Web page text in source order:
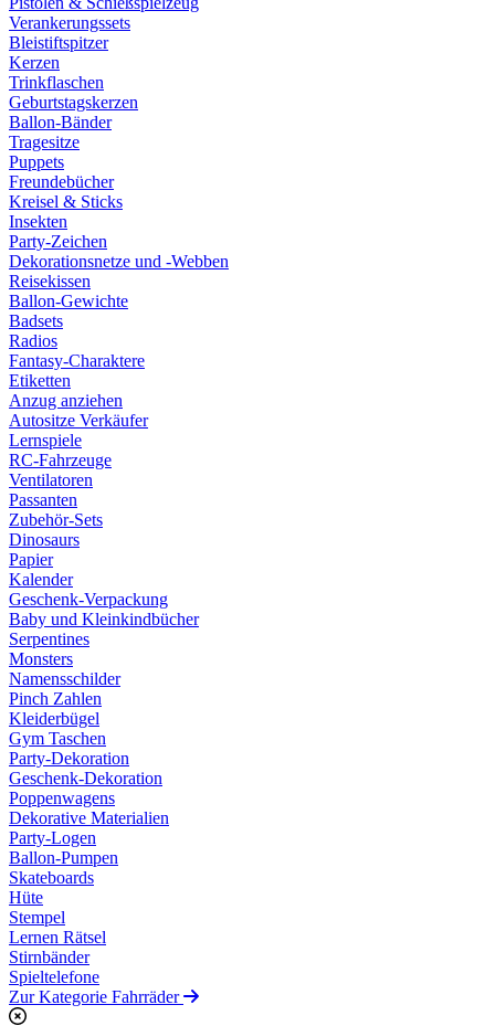
Verankerungssets
Bleistiftspitzer
Kerzen
Trinkflaschen
Geburtstagskerzen
Ballon-Bänder
Tragesitze
Puppets
Freundebücher
Kreisel & Sticks
Insekten
Party-Zeichen
Dekorationsnetze und -Webben
Reisekissen
Ballon-Gewichte
Badsets
Radios
Fantasy-Charaktere
Etiketten
Anzug anziehen
Autositze Verkäufer
Lernspiele
RC-Fahrzeuge
Ventilatoren
Passanten
Zubehör-Sets
Dinosaurs
Papier
Kalender
Geschenk-Verpackung
Baby und Kleinkindbücher
Serpentines
Monsters
Namensschilder
Pinch Zahlen
Kleiderbügel
Gym Taschen
Party-Dekoration
Geschenk-Dekoration
Poppenwagens
Dekorative Materialien
Party-Logen
Ballon-Pumpen
Skateboards
Hüte
Stempel
Lernen Rätsel
Stirnbänder
Spieltelefone
Zur Kategorie Fahrräder